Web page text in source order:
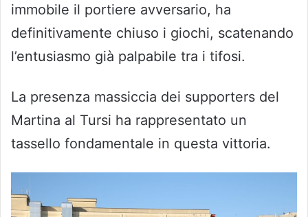
immobile il portiere avversario, ha
definitivamente chiuso i giochi, scatenando
l’entusiasmo già palpabile tra i tifosi.
La presenza massiccia dei supporters del
Martina al Tursi ha rappresentato un
tassello fondamentale in questa vittoria.